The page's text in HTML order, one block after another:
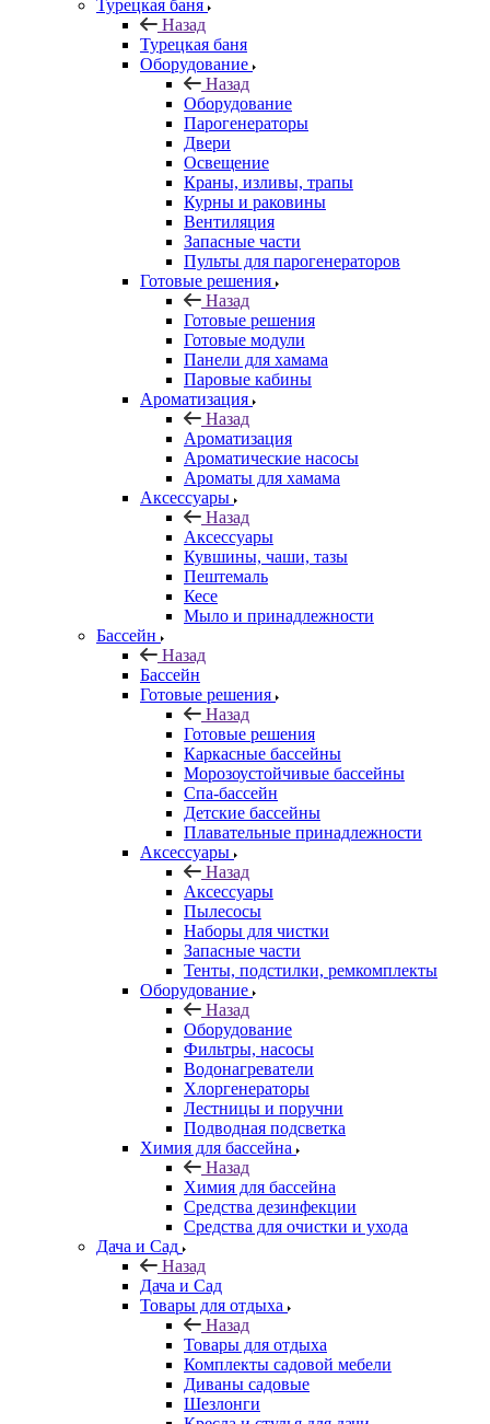
Турецкая баня
Назад
Турецкая баня
Оборудование
Назад
Оборудование
Парогенераторы
Двери
Освещение
Краны, изливы, трапы
Курны и раковины
Вентиляция
Запасные части
Пульты для парогенераторов
Готовые решения
Назад
Готовые решения
Готовые модули
Панели для хамама
Паровые кабины
Ароматизация
Назад
Ароматизация
Ароматические насосы
Ароматы для хамама
Аксессуары
Назад
Аксессуары
Кувшины, чаши, тазы
Пештемаль
Кесе
Мыло и принадлежности
Бассейн
Назад
Бассейн
Готовые решения
Назад
Готовые решения
Каркасные бассейны
Морозоустойчивые бассейны
Спа-бассейн
Детские бассейны
Плавательные принадлежности
Аксессуары
Назад
Аксессуары
Пылесосы
Наборы для чистки
Запасные части
Тенты, подстилки, ремкомплекты
Оборудование
Назад
Оборудование
Фильтры, насосы
Водонагреватели
Хлоргенераторы
Лестницы и поручни
Подводная подсветка
Химия для бассейна
Назад
Химия для бассейна
Средства дезинфекции
Средства для очистки и ухода
Дача и Сад
Назад
Дача и Сад
Товары для отдыха
Назад
Товары для отдыха
Комплекты садовой мебели
Диваны садовые
Шезлонги